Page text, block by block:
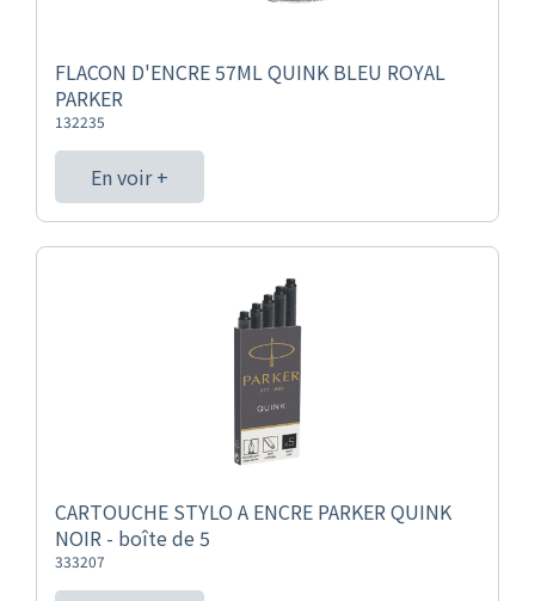
FLACON D'ENCRE 57ML QUINK BLEU ROYAL
PARKER
132235
En voir +
CARTOUCHE STYLO A ENCRE PARKER QUINK
NOIR - boîte de 5
333207